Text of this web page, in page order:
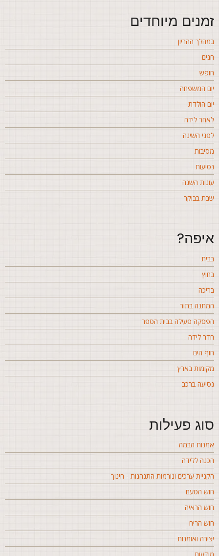
מיוחדים
ההריון
המשפחה
הולדת
לידה
השינה
השנה
בבוקר
בתור
פעילה בבית הספר
לידה
הים
בארץ
ברכב
פעילות
הבמה
ללידה
ערכים ונורמות התנהגות - חינוך
הטעם
הראיה
הריח
ואומנות